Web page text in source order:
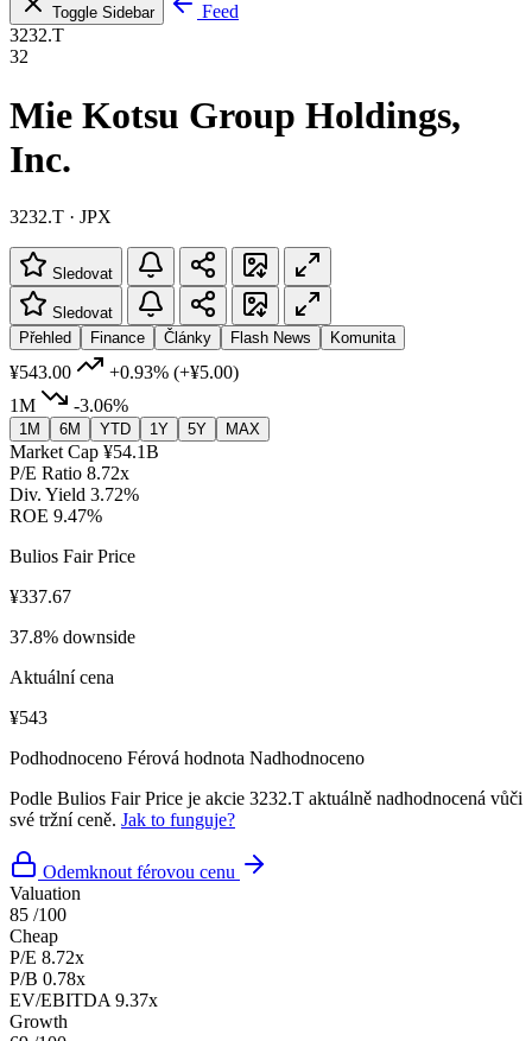
Toggle Sidebar
Feed
3232.T
32
Mie Kotsu Group Holdings,
Inc.
3232.T · JPX
Sledovat
Sledovat
Přehled
Finance Články Flash News Komunita
¥543.00 +0.93% (+¥5.00)
1M
-3.06%
1M 6M YTD 1Y 5Y MAX
Market Cap ¥54.1B
P/E Ratio 8.72x
Div. Yield 3.72%
ROE 9.47%
Bulios Fair Price
¥337.67
37.8% downside
Aktuální cena
¥543
Podhodnoceno Férová hodnota Nadhodnoceno
Podle Bulios Fair Price je akcie 3232.T aktuálně nadhodnocená vůči
své tržní ceně. Jak to funguje?
Odemknout férovou cenu
Valuation
85 /100
Cheap
P/E 8.72x
P/B 0.78x
EV/EBITDA 9.37x
Growth